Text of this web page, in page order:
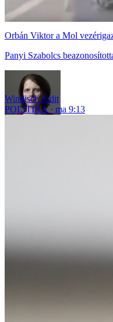
Orbán Viktor a Mol
Panyi Szabolcs
Windisch Judit
POLITIKA
ma 9:13